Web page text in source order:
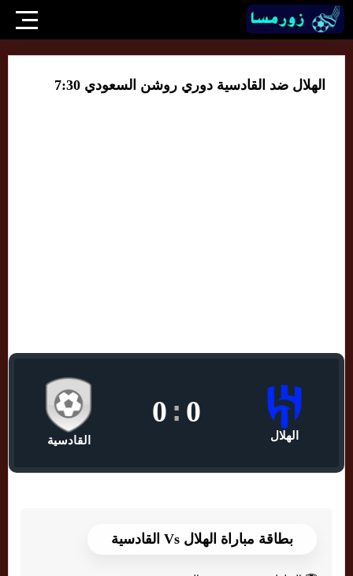
الهلال ضد القادسية دوري روشن السعودي 7:30
الهلال
0
:
0
القادسية
بطاقة مباراة الهلال Vs القادسية